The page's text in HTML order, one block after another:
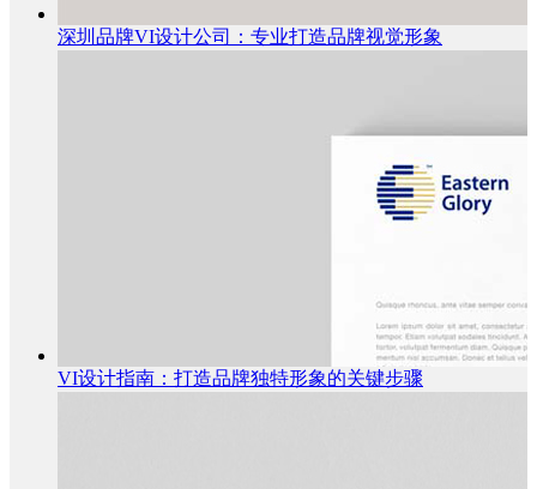
深圳品牌VI设计公司：专业打造品牌视觉形象
VI设计指南：打造品牌独特形象的关键步骤